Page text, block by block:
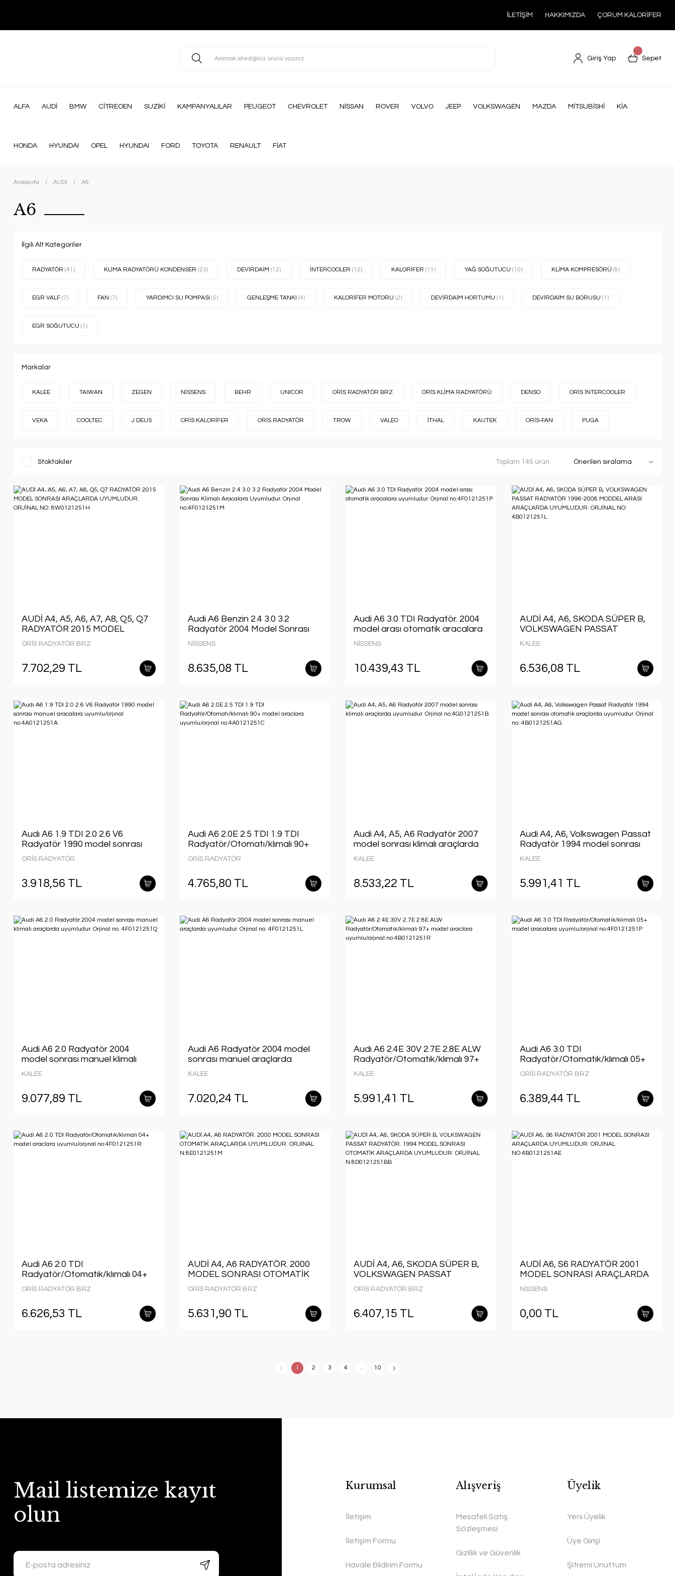
İLETİŞİM HAKKIMIZDA ÇORUM KALORİFER
Giriş Yap Sepet
ALFA AUDİ BMW CİTREOEN SUZİKİ KAMPANYALILAR PEUGEOT CHEVROLET NİSSAN ROVER VOLVO JEEP VOLKSWAGEN MAZDA MİTSUBİSHİ KİA
HONDA HYUNDAI OPEL HYUNDAI FORD TOYOTA RENAULT FİAT
Anasayfa AUDI A6
A6
İlgili Alt Kategoriler
RADYATÖR (41) KLİMA RADYATÖRÜ KONDENSER (23) DEVİRDAİM (12) İNTERCOOLER (12) KALORİFER (11) YAĞ SOĞUTUCU (10) KLİMA KOMPRESÖRÜ (8)
EGR VALF (7) FAN (7) YARDIMCI SU POMPASI (5) GENLEŞME TANKI (4) KALORİFER MOTORU (2) DEVİRDAİM HORTUMU (1) DEVİRDAİM SU BORUSU (1)
EGR SOĞUTUCU (1)
Markalar
KALEE TAIWAN ZEGEN NİSSENS BEHR UNICOR ORİS RADYATÖR BRZ ORİS KLİMA RADYATÖRÜ DENSO ORİS İNTERCOOLER
VEKA COOLTEC J DEUS ORİS KALORİFER ORİS RADYATÖR TROW VALEO İTHAL KAUTEK ORİS-FAN PUGA
Stoktakiler Toplam 145 ürün
AUDİ A4, A5, A6, A7, A8, Q5, Q7
RADYATÖR 2015 MODEL
SONRASI ARAÇLARDA
UYUMLUDUR. ORJİNAL NO:
ORİS RADYATÖR BRZ
7.702,29 TL
Audi A6 Benzin 2.4 3.0 3.2
Radyatör 2004 Model Sonrası
Klimalı Aracalara Uyumludur.
Orjınal no:4F0121251M
NİSSENS
8.635,08 TL
Audi A6 3.0 TDI Radyatör. 2004
model arası otomatik aracalara
uyumludur. Orjınal
no:4F0121251P
NİSSENS
10.439,43 TL
AUDİ A4, A6, SKODA SÜPER B,
VOLKSWAGEN PASSAT
RADYATÖR 1996-2008 MODDEL
ARASI ARAÇLARDA
4B0121251L
KALEE
6.536,08 TL
Audı A6 1.9 TDI 2.0 2.6 V6
Radyatör 1990 model sonrası
manuel aracalara uyumlu/orjınal
no:4A0121251A
ORİS RADYATÖR
3.918,56 TL
Audi A6 2.0E 2.5 TDI 1.9 TDI
Radyatör/Otomatı/klımalı 90+
model araclara uyumlu/orjınal
no:4A0121251C
ORİS RADYATÖR
4.765,80 TL
Audi A4, A5, A6 Radyatör 2007
model sonrası klimalı araçlarda
no:4G0121251B
KALEE
8.533,22 TL
Audi A4, A6, Volkswagen Passat
Radyatör 1994 model sonrası
Orjinal no: 4B0121251AG
KALEE
5.991,41 TL
Audi A6 2.0 Radyatör 2004
model sonrası manuel klimalı
4F0121251Q
KALEE
9.077,89 TL
Audi A6 Radyatör 2004 model
sonrası manuel araçlarda
4F0121251L
KALEE
7.020,24 TL
Audı A6 2.4E 30V 2.7E 2.8E ALW
Radyatör/Otomatık/klımalı 97+
no:4B0121251R
KALEE
5.991,41 TL
Audi A6 3.0 TDI
Radyatör/Otomatık/klımalı 05+
model aracalara uyumlu/orjınal
no:4F0121251P
ORİS RADYATÖR BRZ
6.389,44 TL
Audi A6 2.0 TDI
Radyatör/Otomatık/klımalı 04+
model araclara uyumlu/orjınal
no:4F0121251R
ORİS RADYATÖR BRZ
6.626,53 TL
AUDİ A4, A6 RADYATÖR. 2000
MODEL SONRASI OTOMATİK
ARAÇLARDA UYUMLUDUR.
ORJİNAL N:8E0121251M
ORİS RADYATÖR BRZ
5.631,90 TL
AUDİ A4, A6, SKODA SÜPER B,
VOLKSWAGEN PASSAT
RADYATÖR. 1994 MODEL
SONRASI OTOMATİK
ORJİNAL N:8D0121251BB
ORİS RADYATÖR BRZ
6.407,15 TL
AUDİ A6, S6 RADYATÖR 2001
MODEL SONRASI ARAÇLARDA
UYUMLUDUR. ORJİNAL
NO:4B0121251AE
NİSSENS
0,00 TL
1 2 3 4 10
Mail listemize kayıt
olun
Kurumsal
İletişim
İletişim Formu
Havale Bildirim Formu
Alışveriş
Mesafeli Satış
Sözleşmesi
Gizlilik ve Güvenlik
Üyelik
Yeni Üyelik
Üye Girişi
Şifremi Unuttum